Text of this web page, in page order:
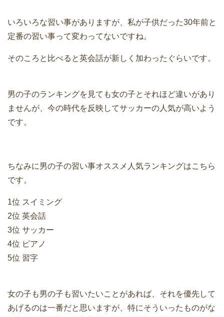
いろいろな習い事がありますが、私が子供だった30年前と
定番の習い事って変わってないですね。
そのころと比べると英会話が新しく加わったぐらいです。
男の子のランキングを見ても女の子とそれほど違いがあり
ませんが、今の時代を反映してサッカーの人気が高いよう
です。
ちなみに男の子の習い事オススメ人気ランキングはこちら
です。
1位 スイミング
2位 英会話
3位 サッカー
4位 ピアノ
5位 習字
女の子も男の子も習いたいことがあれば、それを優先して
あげるのは一番だと思いますが、特にそういったものがな